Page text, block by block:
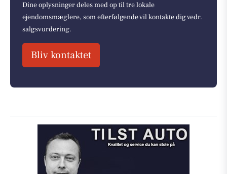
Dine oplysninger deles med op til tre lokale
ejendomsmæglere, som efterfølgende vil kontakte dig vedr.
salgsvurdering.
Bliv kontaktet